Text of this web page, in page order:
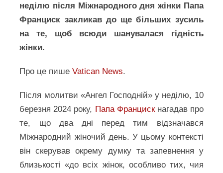
неділю після Міжнародного дня жінки Папа
Франциск закликав до ще більших зусиль
на те, щоб всюди шанувалася гідність
жінки.
Про це пишеVatican News.
Після молитви «Ангел Господній» у неділю, 10
березня 2024 року, Папа Францискнагадав про
те, що два дні перед тим відзначався
Міжнародний жіночий день. У цьому контексті
він скерував окрему думку та запевнення у
близькості «до всіх жінок, особливо тих, чия